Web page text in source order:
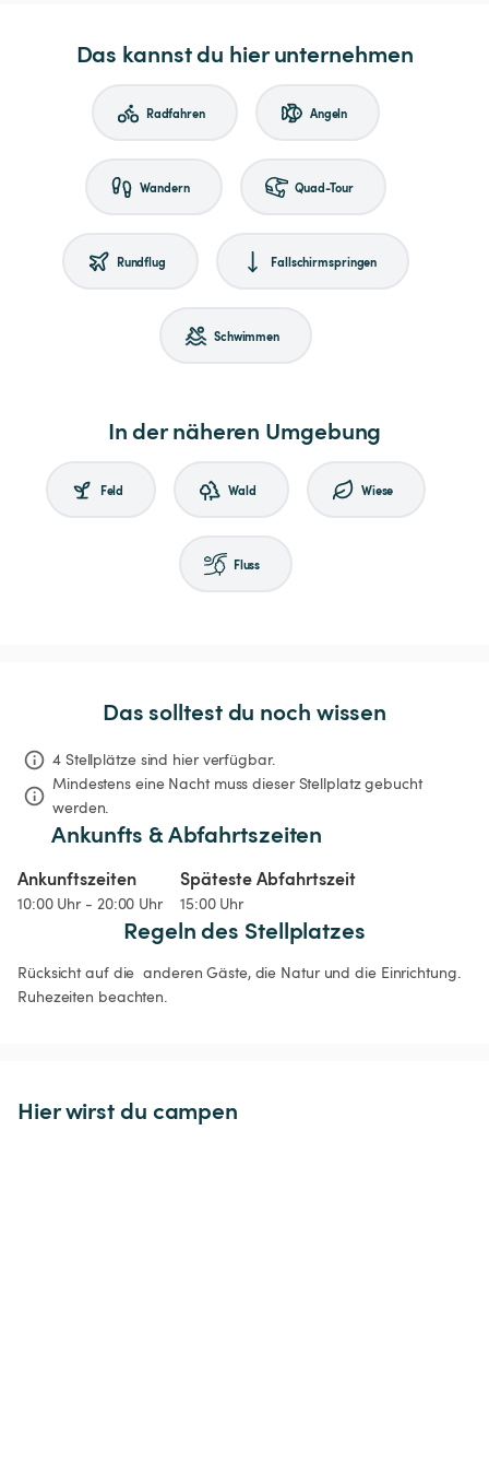
Das kannst du hier unternehmen
Radfahren Angeln
Wandern Quad-Tour
Rundflug Fallschirmspringen
Schwimmen
In der näheren Umgebung
Feld Wald Wiese
Fluss
Das solltest du noch wissen
4 Stellplätze sind hier verfügbar.
Mindestens eine Nacht muss dieser Stellplatz gebucht
werden.
Ankunfts & Abfahrtszeiten
Ankunftszeiten
10:00 Uhr - 20:00 Uhr
Späteste Abfahrtszeit
15:00 Uhr
Regeln des Stellplatzes
Rücksicht auf die  anderen Gäste, die Natur und die Einrichtung.
Ruhezeiten beachten.
Hier wirst du campen